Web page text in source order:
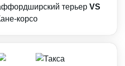
терьер VS
корсо